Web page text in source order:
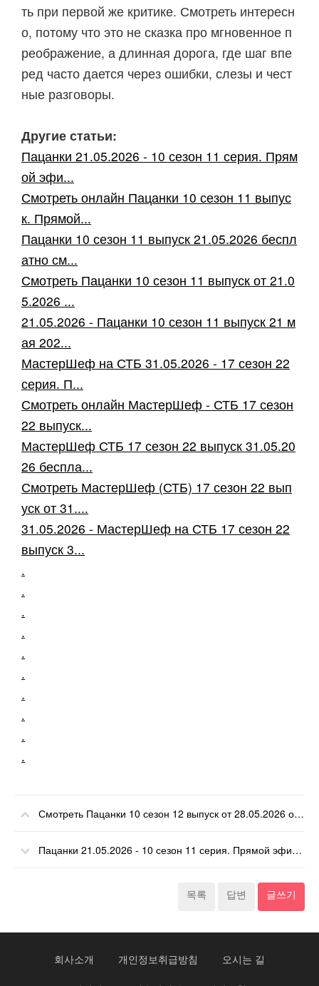
ть при первой же критике. Смотреть интересн
о, потому что это не сказка про мгновенное п
реображение, а длинная дорога, где шаг впе
ред часто дается через ошибки, слезы и чест
ные разговоры.
Другие статьи:
Пацанки 21.05.2026 - 10 сезон 11 серия. Прям
ой эфи...
Смотреть онлайн Пацанки 10 сезон 11 выпус
к. Прямой...
Пацанки 10 сезон 11 выпуск 21.05.2026 беспл
атно см...
Смотреть Пацанки 10 сезон 11 выпуск от 21.0
5.2026 ...
21.05.2026 - Пацанки 10 сезон 11 выпуск 21 м
ая 202...
МастерШеф на СТБ 31.05.2026 - 17 сезон 22
серия. П...
Смотреть онлайн МастерШеф - СТБ 17 сезон
22 выпуск...
МастерШеф СТБ 17 сезон 22 выпуск 31.05.20
26 беспла...
Смотреть МастерШеф (СТБ) 17 сезон 22 вып
уск от 31....
31.05.2026 - МастерШеф на СТБ 17 сезон 22
выпуск 3...
.
.
.
.
.
.
.
.
.
.
Смотреть Пацанки 10 сезон 12 выпуск от 28.05.2026 онлайн
Пацанки 21.05.2026 - 10 сезон 11 серия. Прямой эфир 21 мая 2026.
목록 답변 글쓰기
회사소개 개인정보취급방침 오시는 길